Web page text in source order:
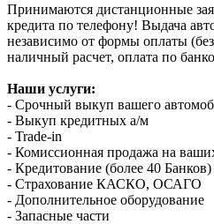
Принимаются дистанционные
кредита по телефону! Выдача
независимо от формы оплаты
наличный расчет, оплата по
Наши услуги:
- Срочный выкуп вашего
- Выкуп кредитных а/м
- Trade-in
- Комиссионная продажа на
- Кредитование (более 40
- Страхование КАСКО, ОСАГО
- Дополнительное оборудование
- Запасные части